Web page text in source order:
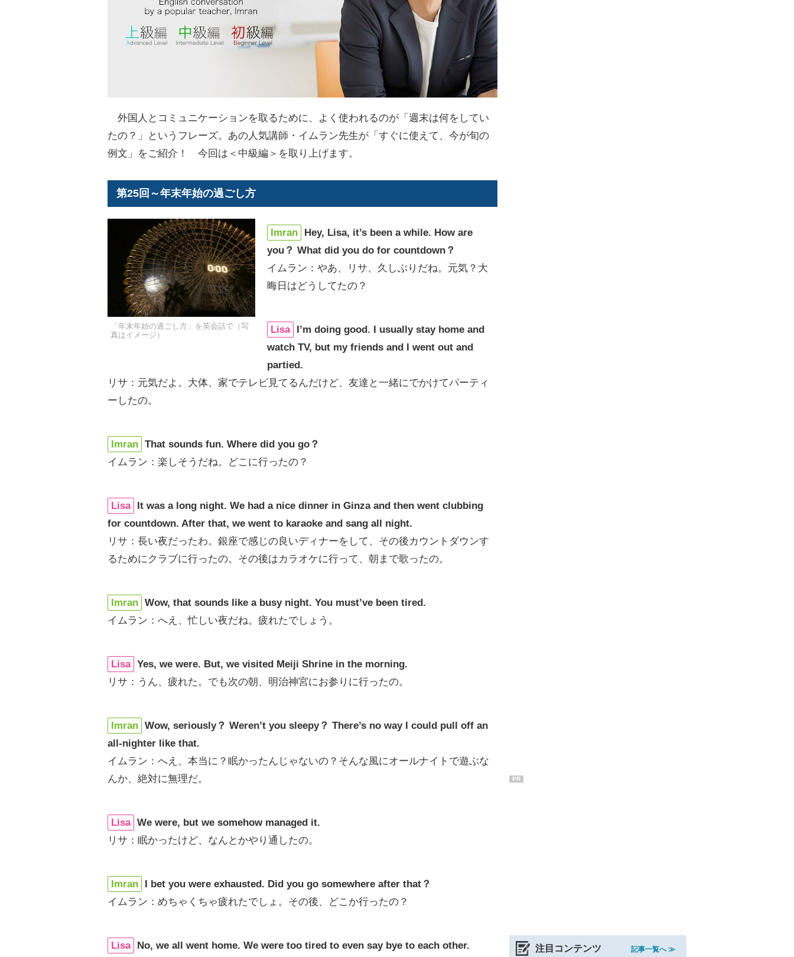
外国人とコミュニケーションを取るために、よく使われるのが「週末は何をしてい
たの？」というフレーズ。あの人気講師・イムラン先生が「すぐに使えて、今が旬の
例文」をご紹介！ 今回は＜中級編＞を取り上げます。
第25回～年末年始の過ごし方
「年末年始の過ごし方」を英会話で（写
真はイメージ）
Imran
Hey, Lisa, it’s been a while. How are
you？ What did you do for countdown？
イムラン：やあ、リサ、久しぶりだね。元気？大
晦日はどうしてたの？
Lisa
I’m doing good. I usually stay home and
watch TV, but my friends and I went out and
partied.
リサ：元気だよ。大体、家でテレビ見てるんだけど、友達と一緒にでかけてパーティ
ーしたの。
Imran That sounds fun. Where did you go？
イムラン：楽しそうだね。どこに行ったの？
Lisa
It was a long night. We had a nice dinner in Ginza and then went clubbing
for countdown. After that, we went to karaoke and sang all night.
リサ：長い夜だったわ。銀座で感じの良いディナーをして、その後カウントダウンす
るためにクラブに行ったの。その後はカラオケに行って、朝まで歌ったの。
Imran Wow, that sounds like a busy night. You must’ve been tired.
イムラン：へえ、忙しい夜だね。疲れたでしょう。
Lisa Yes, we were. But, we visited Meiji Shrine in the morning.
リサ：うん、疲れた。でも次の朝、明治神宮にお参りに行ったの。
Imran Wow, seriously？ Weren’t you sleepy？ There’s no way I could pull off an
all-nighter like that.
イムラン：へえ、本当に？眠かったんじゃないの？そんな風にオールナイトで遊ぶな
んか、絶対に無理だ。
Lisa We were, but we somehow managed it.
リサ：眠かったけど、なんとかやり通したの。
Imran
I bet you were exhausted. Did you go somewhere after that？
イムラン：めちゃくちゃ疲れたでしょ。その後、どこか行ったの？
Lisa
No, we all went home. We were too tired to even say bye to each other.
PR
注目コンテンツ 記事一覧へ ≫